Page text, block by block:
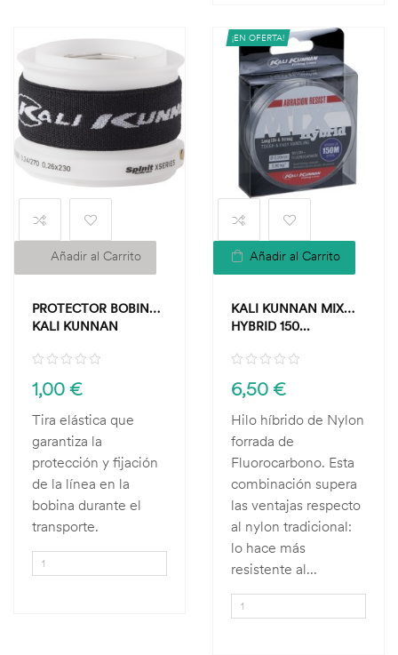
Añadir al Carrito
PROTECTOR BOBINA
KALI KUNNAN
1,00 €
Tira elástica que
garantiza la
protección y fijación
de la línea en la
bobina durante el
transporte.
¡EN OFERTA!
Añadir al Carrito
KALI KUNNAN MIX
HYBRID 150...
6,50 €
Hilo híbrido de Nylon
forrada de
Fluorocarbono. Esta
combinación supera
las ventajas respecto
al nylon tradicional:
lo hace más
resistente al...